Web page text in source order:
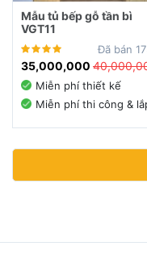
Mẫu tủ bếp gỗ tần bì
VGT11
Đã bán
35,000,000
Miễn phí thiết kế
Miễn phí thi công &